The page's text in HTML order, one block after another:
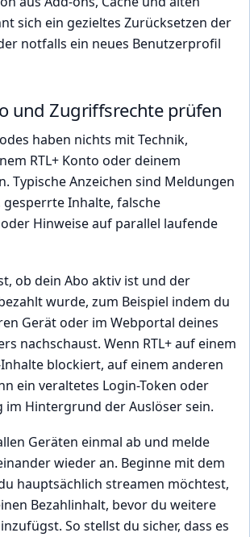
sich ein gezieltes Zurücksetzen der
notfalls ein neues Benutzerprofil
und Zugriffsrechte prüfen
haben nichts mit Technik,
RTL+ Konto oder deinem
Typische Anzeichen sind Meldungen
gesperrte Inhalte, falsche
Hinweise auf parallel laufende
ob dein Abo aktiv ist und der
wurde, zum Beispiel indem du
Gerät oder im Webportal deines
nachschaust. Wenn RTL+ auf einem
blockiert, auf einem anderen
ein veraltetes Login-Token oder
im Hintergrund der Auslöser sein.
Geräten einmal ab und melde
wieder an. Beginne mit dem
hauptsächlich streamen möchtest,
Bezahlinhalt, bevor du weitere
So stellst du sicher, dass es